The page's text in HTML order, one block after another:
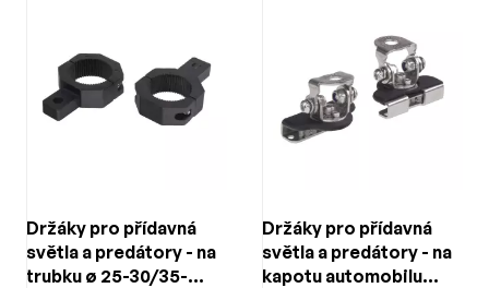
Držáky pro přídavná
světla a predátory - na
trubku ø 25-30/35-
Držáky pro přídavná
světla a predátory - na
kapotu automobilu